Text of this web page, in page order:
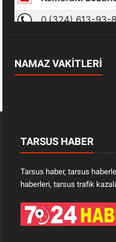
NAMAZ VAKİTLERİ
TARSUS HABER
Tarsus haber, tarsus
haberleri, tarsus trafik